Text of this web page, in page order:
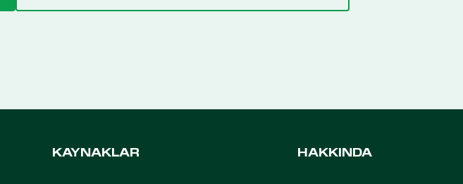
KAYNAKLAR HAKKINDA